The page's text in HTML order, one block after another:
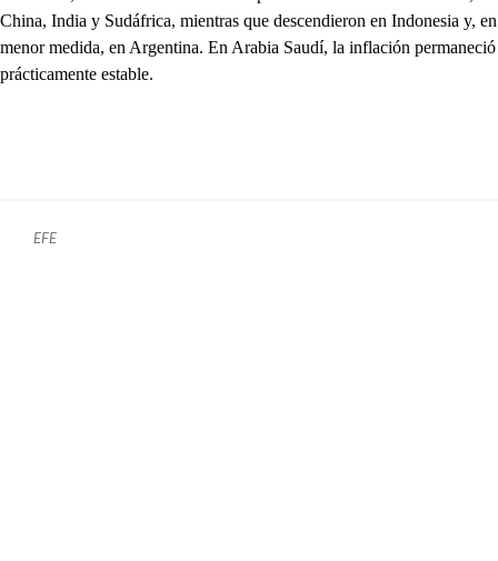
China, India y Sudáfrica, mientras que descendieron en Indonesia y, en
menor medida, en Argentina. En Arabia Saudí, la inflación permaneció
prácticamente estable.
EFE